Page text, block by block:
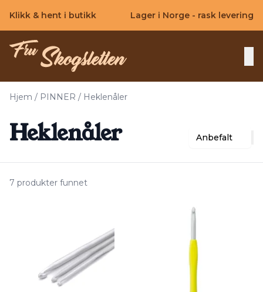
Klikk & hent i butikk Lager i Norge - rask levering
Hjem / PINNER / Heklenåler
Heklenåler Anbefalt
7 produkter funnet